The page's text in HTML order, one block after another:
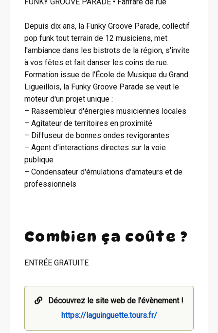
Depuis dix ans, la Funky Groove Parade, collectif
pop funk tout terrain de 12 musiciens, met
l'ambiance dans les bistrots de la région, s'invite
à vos fêtes et fait danser les coins de rue.
Formation issue de l'École de Musique du Grand
Ligueillois, la Funky Groove Parade se veut le
moteur d'un projet unique :
– Rassembleur d'énergies musiciennes locales
– Agitateur de territoires en proximité
– Diffuseur de bonnes ondes revigorantes
– Agent d'interactions directes sur la voie
publique
– Condensateur d'émulations d'amateurs et de
professionnels
Combien ça coûte ?
ENTRÉE GRATUITE
Découvrez le site web de l'évènement !
https://laguinguette.tours.fr/